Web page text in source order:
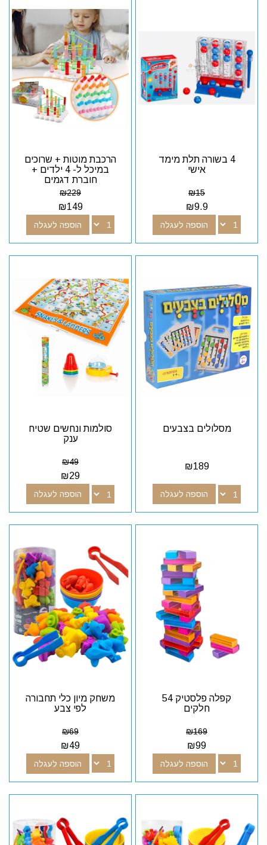
4 בשורה תלת מימד
אישי
₪15
₪9.9
הוספה לעגלה
הרכבת מוטות + שרוכים
במיכל ל- 4 ילדים +
חוברת דגמים
₪229
₪149
הוספה לעגלה
מסלולים בצבעים
₪189
הוספה לעגלה
סולמות ונחשים שטיח
ענק
₪49
₪29
הוספה לעגלה
קפלה פלסטיק 54
חלקים
₪169
₪99
הוספה לעגלה
משחק מיון כלי תחבורה
לפי צבע
₪69
₪49
הוספה לעגלה